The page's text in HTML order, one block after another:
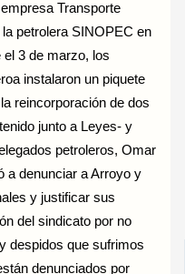
Transporte
petrolera SINOPEC en
el 3 de marzo, los
instalaron un piquete
reincorporación de dos
junto a Leyes- y
petroleros, Omar
a denunciar a Arroyo y
y justificar sus
del sindicato por no
despidos que sufrimos
denunciados por